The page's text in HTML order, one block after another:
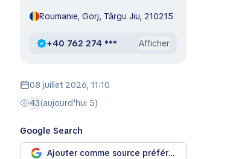
Roumanie, Gorj, Târgu Jiu, 210215
+40 762 274 *** Afficher
08 juillet 2026, 11:10
43(aujourd'hui 5)
Google Search
Ajouter comme source préférée